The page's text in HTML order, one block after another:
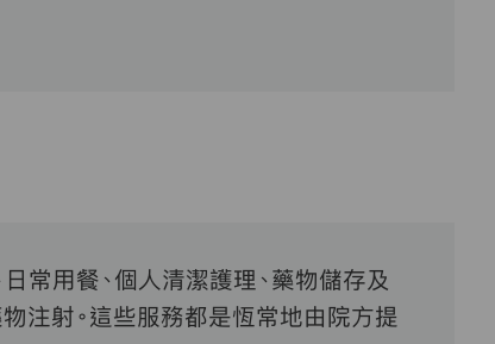
常用餐、個人清潔護理、藥物儲存及
注射。這些服務都是恆常地由院方提